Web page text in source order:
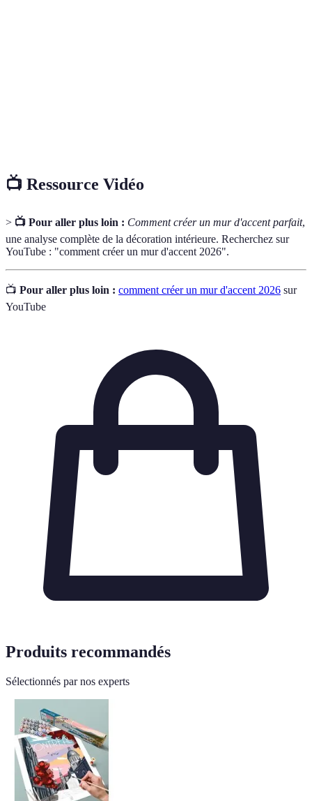
📺 Ressource Vidéo
> 📺 Pour aller plus loin : Comment créer un mur d'accent parfait,
une analyse complète de la décoration intérieure. Recherchez sur
YouTube : "comment créer un mur d'accent 2026".
📺 Pour aller plus loin : comment créer un mur d'accent 2026 sur
YouTube
Produits recommandés
Sélectionnés par nos experts